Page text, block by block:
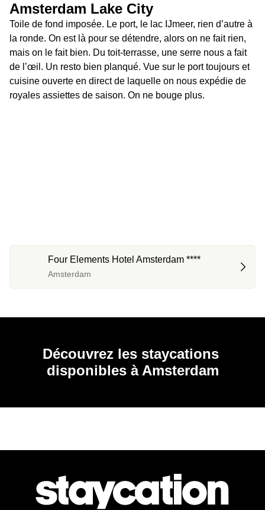
Amsterdam Lake City
Toile de fond imposée. Le port, le lac IJmeer, rien d’autre à
la ronde. On est là pour se détendre, alors on ne fait rien,
mais on le fait bien. Du toit-terrasse, une serre nous a fait
de l’œil. Un resto bien planqué. Vue sur le port toujours et
cuisine ouverte en direct de laquelle on nous expédie de
royales assiettes de saison. On ne bouge plus.
Four Elements Hotel Amsterdam ****
Amsterdam
Découvrez les staycations
disponibles à Amsterdam